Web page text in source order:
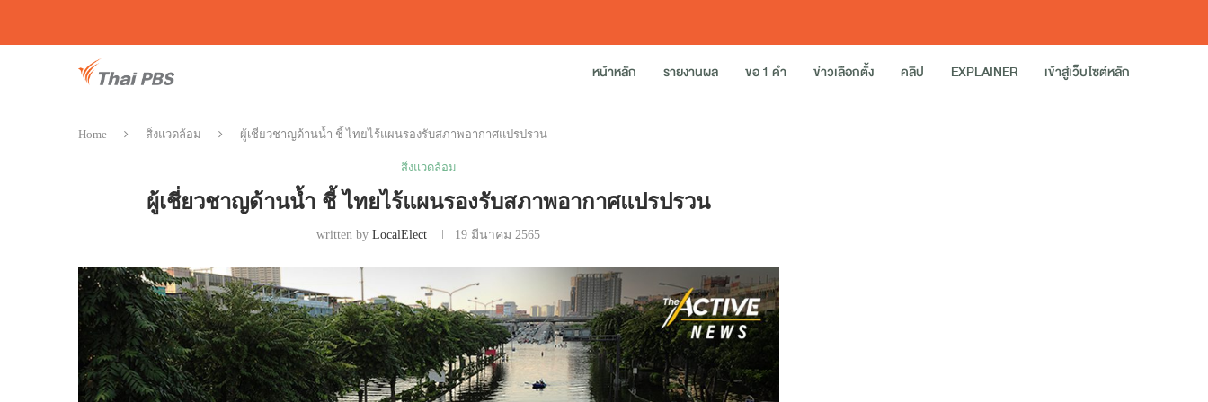
หน้าหลัก รายงานผล ขอ 1 คำ ข่าวเลือกตั้ง คลิป EXPLAINER เข้าสู่เว็บไซต์หลัก
Home สิ่งแวดล้อม ผู้เชี่ยวชาญด้านน้ำ ชี้ ไทยไร้แผนรองรับสภาพอากาศแปรปรวน
สิ่งแวดล้อม
ผู้เชี่ยวชาญด้านน้ำ ชี้ ไทยไร้แผนรองรับสภาพอากาศแปรปรวน
written byLocalElect 19 มีนาคม 2565